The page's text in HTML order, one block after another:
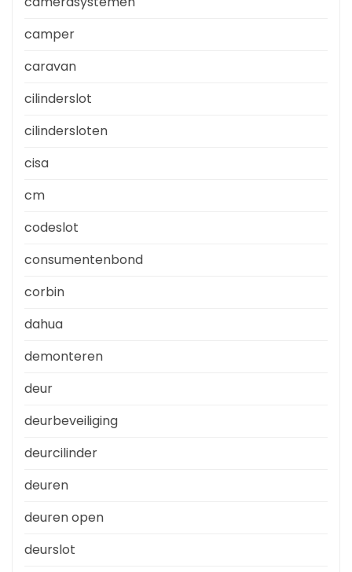
camper
caravan
cilinderslot
cilindersloten
cisa
cm
codeslot
consumentenbond
corbin
dahua
demonteren
deur
deurbeveiliging
deurcilinder
deuren
deuren open
deurslot